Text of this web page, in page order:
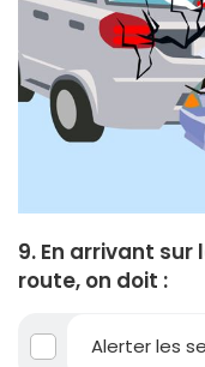
9. En arrivant
route, on doit :
Alerter les